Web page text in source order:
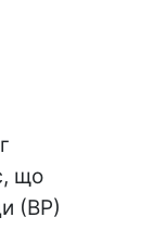
що
(ВР)